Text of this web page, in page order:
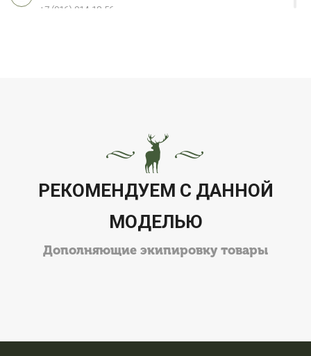
+7 (916) 914-18-56
РЕКОМЕНДУЕМ С ДАННОЙ
МОДЕЛЬЮ
Дополняющие экипировку товары